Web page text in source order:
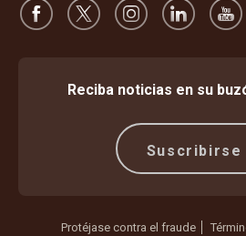
Reciba noticias en su
Suscribirse
Protéjase contra el fraude